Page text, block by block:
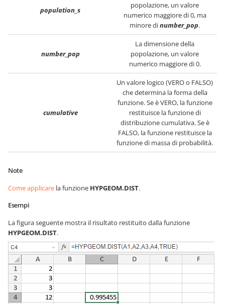
population_s
popolazione, un valore
numerico maggiore di 0, ma
minore dinumber_pop.
number_pop
La dimensione della
popolazione, un valore
numerico maggiore di 0.
cumulative
Un valore logico (VERO o FALSO)
che determina la forma della
funzione. Se è VERO, la funzione
restituisce la funzione di
distribuzione cumulativa. Se è
FALSO, la funzione restituisce la
funzione di massa di probabilità.
Note
Come applicare la funzione HYPGEOM.DIST.
Esempi
La figura seguente mostra il risultato restituito dalla funzione
HYPGEOM.DIST.